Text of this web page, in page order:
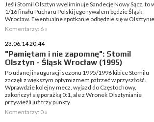
Jeśli Stomil Olsztyn wyeliminuje Sandecję Nowy Sącz, to
1/16 finału Pucharu Polski jego rywalem będzie Śląsk
Wrocław. Ewentualne spotkanie odbędzie się w
Komentarzy: 6 »
23.06.14 20:44
"Pamiętam i nie zapomnę": Stomil
Olsztyn - Śląsk Wrocław (1995)
Po udanej inauguracji sezonu 1995/1996 kibice Stomilu
zaczęli z większym optymizmem patrzeć w przyszłość.
Wprawdzie kolejny mecz, wyjazd do Częstochowy,
zakończył się porażką 0:1, ale z Wronek Olsztynianie
przywieźli już trzy punkty.
Komentarzy: 0 »